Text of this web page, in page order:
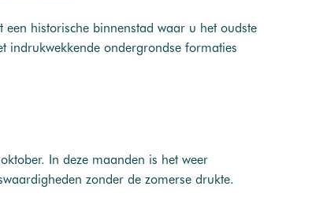
historische binnenstad waar u het oudste
indrukwekkende ondergrondse formaties
In deze maanden is het weer
zonder de zomerse drukte.